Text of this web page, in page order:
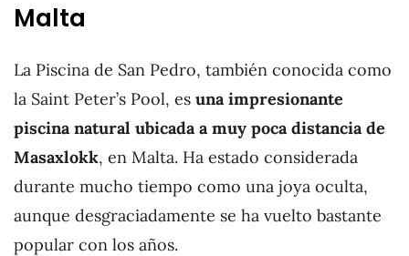
Malta
La Piscina de San Pedro, también conocida como
la Saint Peter’s Pool, es una impresionante
piscina natural ubicada a muy poca distancia de
Masaxlokk, en Malta. Ha estado considerada
durante mucho tiempo como una joya oculta,
aunque desgraciadamente se ha vuelto bastante
popular con los años.